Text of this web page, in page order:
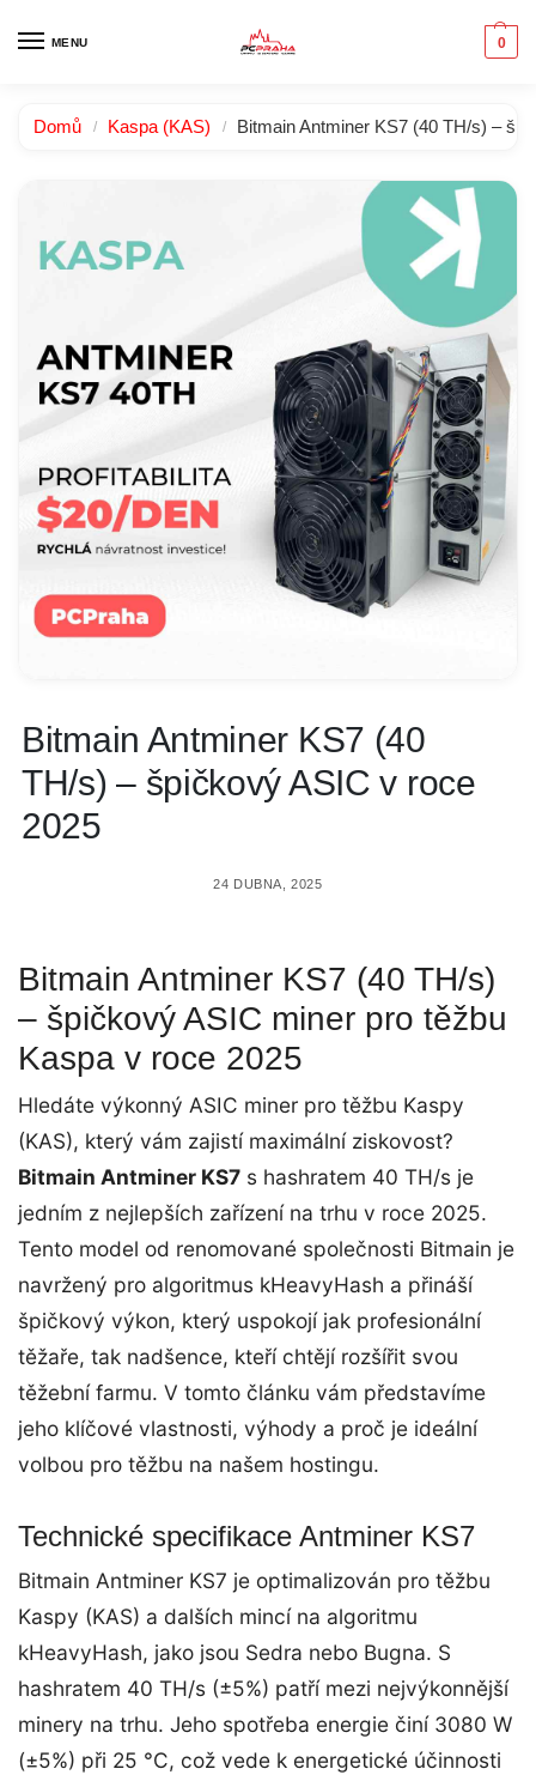
MENU 0
Domů / Kaspa (KAS) / Bitmain Antminer KS7 (40 TH/s) –
Bitmain Antminer KS7 (40
TH/s) – špičkový ASIC v roce
2025
24 DUBNA, 2025
Bitmain Antminer KS7 (40 TH/s)
– špičkový ASIC miner pro těžbu
Kaspa v roce 2025
Hledáte výkonný ASIC miner pro těžbu Kaspy
(KAS), který vám zajistí maximální ziskovost?
Bitmain Antminer KS7 s hashratem 40 TH/s je
jedním z nejlepších zařízení na trhu v roce 2025.
Tento model od renomované společnosti Bitmain je
navržený pro algoritmus kHeavyHash a přináší
špičkový výkon, který uspokojí jak profesionální
těžaře, tak nadšence, kteří chtějí rozšířit svou
těžební farmu. V tomto článku vám představíme
jeho klíčové vlastnosti, výhody a proč je ideální
volbou pro těžbu na našem hostingu.
Technické specifikace Antminer KS7
Bitmain Antminer KS7 je optimalizován pro těžbu
Kaspy (KAS) a dalších mincí na algoritmu
kHeavyHash, jako jsou Sedra nebo Bugna. S
hashratem 40 TH/s (±5%) patří mezi nejvýkonnější
minery na trhu. Jeho spotřeba energie činí 3080 W
(±5%) při 25 °C, což vede k energetické účinnosti